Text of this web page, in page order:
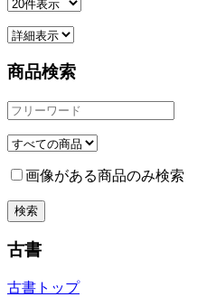
商品検索
画像がある商品のみ検索
古書
古書トップ